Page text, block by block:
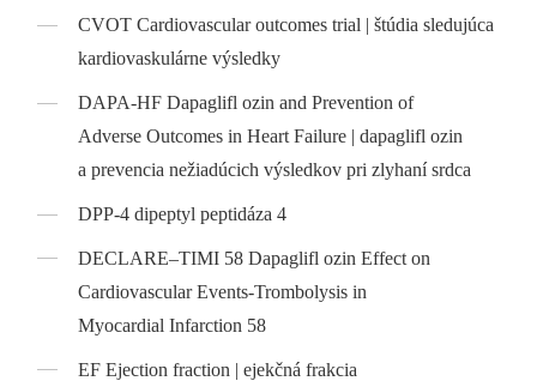
CVOT Cardiovascular outcomes trial | štúdia sledujúca
kardiovaskulárne výsledky
DAPA-HF Dapaglifl ozin and Prevention of
Adverse Outcomes in Heart Failure | dapaglifl ozin
a prevencia nežiadúcich výsledkov pri zlyhaní srdca
DPP-4 dipeptyl peptidáza 4
DECLARE–TIMI 58 Dapaglifl ozin Effect on
Cardiovascular Events-Trombolysis in
Myocardial Infarction 58
EF Ejection fraction | ejekčná frakcia